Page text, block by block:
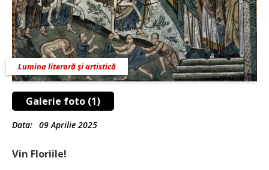
Galerie foto (1)
Lumina literară şi artistică
Data: 09 Aprilie 2025
Vin Floriile!